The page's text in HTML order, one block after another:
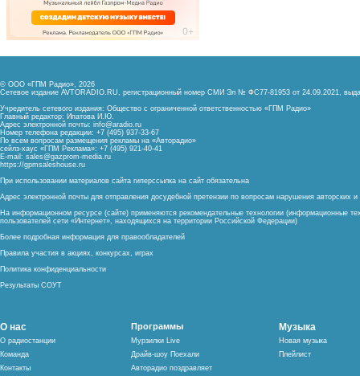
© ООО «ГПМ Радио», 2026
Сетевое издание AVTORADIO.RU, регистрационный номер СМИ Эл № ФС77-81953 от 24.09.2021,
Учредитель сетевого издания: Общество с ограниченной ответственностью «ГПМ Радио»
Главный редактор: Ипатова И.Ю.
Адрес электронной почты: info@aradio.ru
Номер телефона редакции: +7 (495) 937-33-67
По всем вопросам размещения рекламы на «Авторадио»
сейлз-хаус «ГПМ Реклама»: +7 (495) 921-40-41
E-mail: sales@gazprom-media.ru
https://gpmsaleshouse.ru
При использовании материалов сайта гиперссылка на сайт обязательна
Адрес электронной почты для отправления досудебной претензии по вопросам нарушения авторских
На информационном ресурсе (сайте) применяются рекомендательные технологии (информационные
пользователей сети «Интернет», находящихся на территории Российской Федерации)
Более подробная информация для правообладателей
Правила участия в акциях, конкурсах, играх
Политика конфиденциальности
Результаты СОУТ
О нас
О радиостанции
Команда
Контакты
Программы
Мурзилки Live
Драйв-шоу Поехали
Авторадио поздравляет
Музыка
Новая музыка
Плейлист